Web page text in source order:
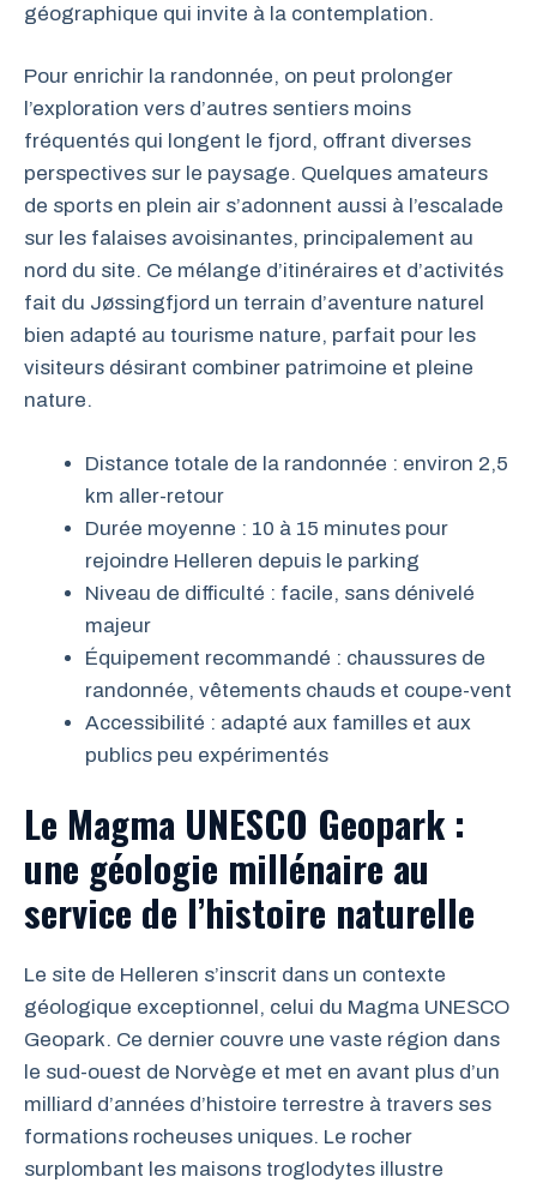
géographique qui invite à la contemplation.
Pour enrichir la randonnée, on peut prolonger
l’exploration vers d’autres sentiers moins
fréquentés qui longent le fjord, offrant diverses
perspectives sur le paysage. Quelques amateurs
de sports en plein air s’adonnent aussi à l’escalade
sur les falaises avoisinantes, principalement au
nord du site. Ce mélange d’itinéraires et d’activités
fait du Jøssingfjord un terrain d’aventure naturel
bien adapté au tourisme nature, parfait pour les
visiteurs désirant combiner patrimoine et pleine
nature.
Distance totale de la randonnée : environ 2,5
km aller-retour
Durée moyenne : 10 à 15 minutes pour
rejoindre Helleren depuis le parking
Niveau de difficulté : facile, sans dénivelé
majeur
Équipement recommandé : chaussures de
randonnée, vêtements chauds et coupe-vent
Accessibilité : adapté aux familles et aux
publics peu expérimentés
Le Magma UNESCO Geopark :
une géologie millénaire au
service de l’histoire naturelle
Le site de Helleren s’inscrit dans un contexte
géologique exceptionnel, celui du Magma UNESCO
Geopark. Ce dernier couvre une vaste région dans
le sud-ouest de Norvège et met en avant plus d’un
milliard d’années d’histoire terrestre à travers ses
formations rocheuses uniques. Le rocher
surplombant les maisons troglodytes illustre